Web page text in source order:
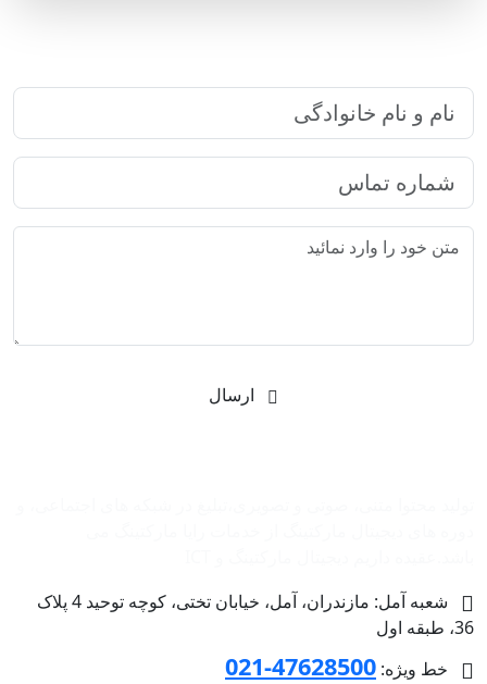
شعبه آمل: مازندران، آمل، خیابان تختی، کوچه توحید 4 پلاک
36، طبقه اول
خط ویژه: 47628500-021